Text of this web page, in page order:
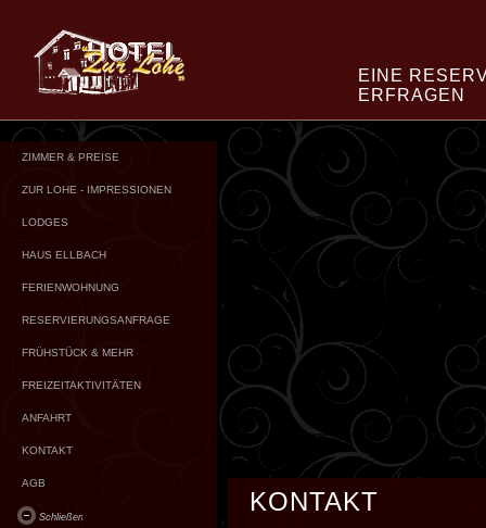
EINE
ERFRAGEN
ZIMMER & PREISE
ZUR LOHE - IMPRESSIONEN
LODGES
HAUS ELLBACH
FERIENWOHNUNG
RESERVIERUNGSANFRAGE
FRÜHSTÜCK & MEHR
FREIZEITAKTIVITÄTEN
ANFAHRT
KONTAKT
AGB
Schließen
KONTAKT